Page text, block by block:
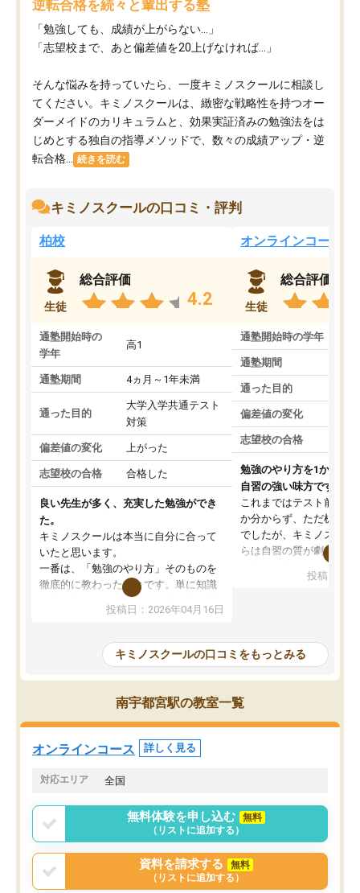
逆転合格を続々と輩出する塾
「勉強しても、成績が上がらない…」
「志望校まで、あと偏差値を20上げなければ…」
そんな悩みを持っていたら、一度キミノスクールに相談し
てください。キミノスクールは、緻密な戦略性を持つオー
ダーメイドのカリキュラムと、効果実証済みの勉強法をは
じめとする独自の指導メソッドで、数々の成績アップ・逆
転合格...
続きを読む
キミノスクールの口コミ・評判
柏校
生徒
総合評価
4.2
通塾開始時の
学年
高1
通塾期間 4ヵ月～1年未満
通った目的
大学入学共通テスト
対策
偏差値の変化 上がった
志望校の合格 合格した
良い先生が多く、充実した勉強ができ
た。
キミノスクールは本当に自分に合って
いたと思います。
一番は、「勉強のやり方」そのものを
徹底的に教わったことです。単に知識
を詰め込むのではなく、自学自習の習
慣が身につくよう並走してくれるの
はなくなりました。
講師の方との距離も近く、親身なコー
チングのおかげで、停滞期もモチベー
ションを維持できました。「やらされ
る勉強」から「目標のための勉強」へ
意識が変わったことが、目標校への合
投稿日：2026年04月16日
オンラインコース
生徒
総合評価
通塾開始時の学年
通塾期間
通った目的
偏差値の変化
志望校の合格
勉強のやり方を1から教
自習の強い味方です。
これまではテスト前に何
か分からず、ただ机に座
でしたが、キミノスクー
らは自習の質が劇的に変
を明確にしてくれるの
の仕方をコーチングして
ルなので、家での学習習
身につきました。結果と
た英語の偏差値が10以上
していた公立高校に無事
た。自分から学ぶ姿勢を
投稿日：
キミノスクールの口コミをもっとみる
南宇都宮駅の教室一覧
オンラインコース 詳しく見る
対応エリア 全国
無料体験を申し込む
無料
（リストに追加する）
資料を請求する
無料
（リストに追加する）